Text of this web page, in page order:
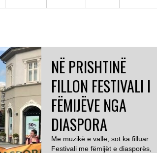
NË PRISHTINË
FILLON FESTIVALI I
FËMIJËVE NGA
DIASPORA
Me muzikë e valle, sot ka filluar
Festivali me fëmijët e diasporës,